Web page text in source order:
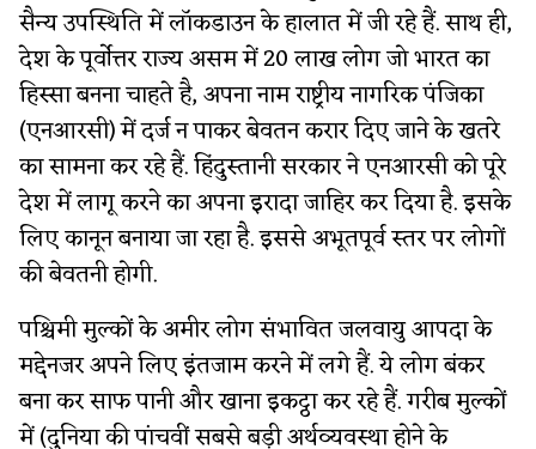
सैन्य उपस्थिति में लॉकडाउन के हालात में जी रहे हैं. साथ ही,
देश के पूर्वोत्तर राज्य असम में 20 लाख लोग जो भारत का
हिस्सा बनना चाहते है, अपना नाम राष्ट्रीय नागरिक पंजिका
(एनआरसी) में दर्ज न पाकर बेवतन करार दिए जाने के खतरे
का सामना कर रहे हैं. हिंदुस्तानी सरकार ने एनआरसी को पूरे
देश में लागू करने का अपना इरादा जाहिर कर दिया है. इसके
लिए कानून बनाया जा रहा है. इससे अभूतपूर्व स्तर पर लोगों
की बेवतनी होगी.
पश्चिमी मुल्कों के अमीर लोग संभावित जलवायु आपदा के
मद्देनजर अपने लिए इंतजाम करने में लगे हैं. ये लोग बंकर
बना कर साफ पानी और खाना इकट्ठा कर रहे हैं. गरीब मुल्कों
में (दुनिया की पांचवीं सबसे बड़ी अर्थव्यवस्था होने के